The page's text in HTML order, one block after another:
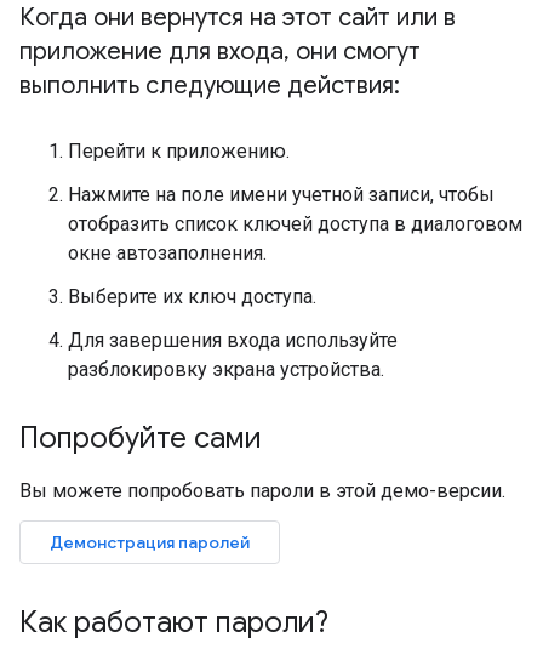
Когда они вернутся на этот сайт или в
приложение для входа, они смогут
выполнить следующие действия:
Перейти к приложению.
Нажмите на поле имени учетной записи, чтобы
отобразить список ключей доступа в диалоговом
окне автозаполнения.
Выберите их ключ доступа.
Для завершения входа используйте
разблокировку экрана устройства.
Попробуйте сами
Вы можете попробовать пароли в этой демо-версии.
Демонстрация паролей
Как работают пароли?